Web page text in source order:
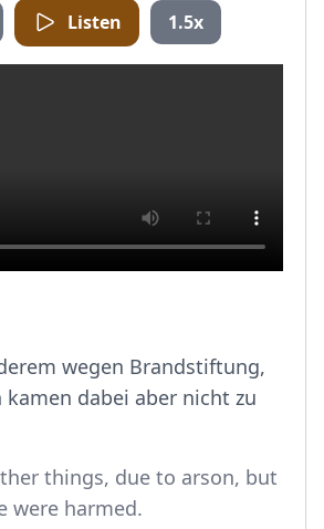
Listen 1.5x
wegen Brandstiftung,
kamen dabei aber nicht zu
things, due to arson, but
were harmed.